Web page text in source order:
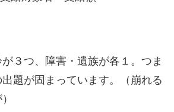
３つ、障害・遺族が各１。つま
出題が固まっています。（崩れる